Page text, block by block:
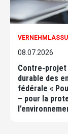
08.07.2026
Contre-
durable des
fédérale «
– pour la